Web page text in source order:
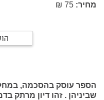
מחיר:
הספר עוסק בהסכמה,
שביניהן . זהו דיון מרתק